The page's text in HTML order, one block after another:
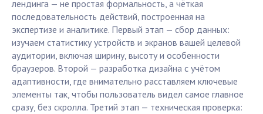
лендинга — не простая формальность, а чёткая
последовательность действий, построенная на
экспертизе и аналитике. Первый этап — сбор данных:
изучаем статистику устройств и экранов вашей целевой
аудитории, включая ширину, высоту и особенности
браузеров. Второй — разработка дизайна с учётом
адаптивности, где внимательно расставляем ключевые
элементы так, чтобы пользователь видел самое главное
сразу, без скролла. Третий этап — техническая проверка: